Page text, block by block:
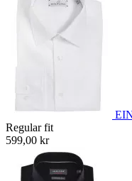
Regular fit
599,00 kr